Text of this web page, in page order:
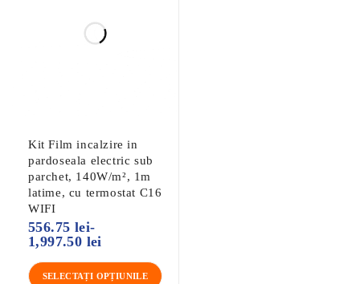
Kit Film incalzire in
pardoseala electric sub
parchet, 140W/m², 1m
latime, cu termostat C16
WIFI
556.75 lei-
1,997.50 lei
SELECTAȚI OPȚIUNILE